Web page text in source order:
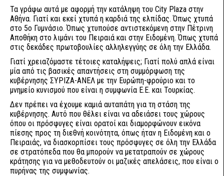
Τα γράφω αυτά με αφορμή την κατάληψη του City Plaza στην
Αθήνα. Γιατί και εκεί χτυπά η καρδιά της ελπίδας. Όπως χτυπά
στο 5ο Γυμνάσιο. Όπως χτυπούσε αντιστεκόμενη στην Πέτρινη
Αποθήκη στο λιμάνι του Πειραιά και στην Ειδομένη. Όπως χτυπά
στις δεκάδες πρωτοβουλίες αλληλεγγύης σε όλη την Ελλάδα.
Γιατί χρειαζόμαστε τέτοιες καταλήψεις; Γιατί πολύ απλά είναι
μία από τις βασικές απαντήσεις στη συμμόρφωση της
κυβέρνησης ΣΥΡΙΖΑ-ΑΝΕΛ με την Ευρώπη-φρούριο και το
μνημείο κυνισμού που είναι η συμφωνία Ε.Ε. και Τουρκίας.
Δεν πρέπει να έχουμε καμιά αυταπάτη για τη στάση της
κυβέρνησης. Αυτό που θέλει είναι να αδειάσει τους χώρους
όπου οι πρόσφυγες είναι ορατοί και διαμορφώνουν εικόνα
πίεσης προς τη διεθνή κοινότητα, όπως ήταν η Ειδομένη και ο
Πειραιάς, να διασκορπίσει τους πρόσφυγες σε όλη την Ελλάδα
σε στρατόπεδα που θα μπορούν να μετατραπούν σε χώρους
κράτησης για να μεθοδευτούν οι μαζικές απελάσεις, που είναι ο
πυρήνας της συμφωνίας.